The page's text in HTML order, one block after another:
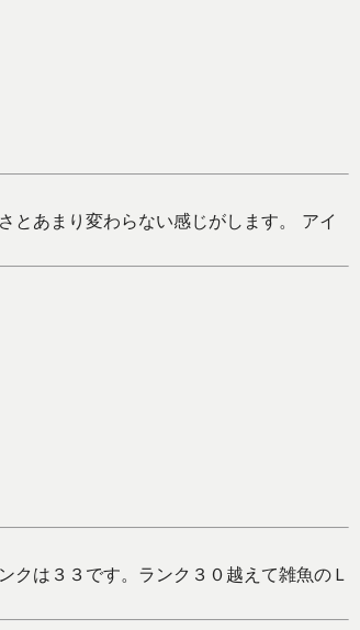
とあまり変わらない感じがします。 アイ
クは３３です。ランク３０越えて雑魚のＬ